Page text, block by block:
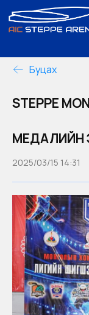
Буцах
STEPPE
МЕДАЛИЙН
2025/03/15 14:31